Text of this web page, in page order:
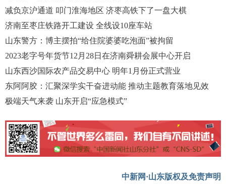
减负京沪通道 叩门淮海地区 济枣高铁下了一盘大棋
济南至枣庄铁路开工建设 全线设10座车站
山东警方：博主摆拍“给住院婆婆吃泡面”被拘留
2023老字号年货节12月28日在济南舜耕会展中心开启
山东西沙国际农产品交易中心 明年1月份正式营业
东阿阿胶：汇聚深学实干奋进动能 推动主题教育落地见效
极端天气来袭 山东开启“应急模式”
中新网·山东版权及免责声明